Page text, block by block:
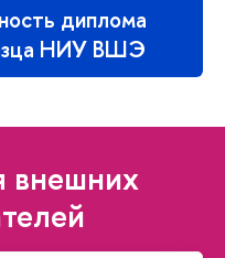
диплома
НИУ ВШЭ
внешних